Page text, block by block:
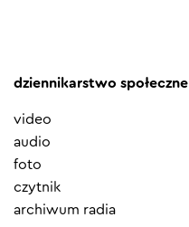
dziennikarstwo społeczne
video
audio
foto
czytnik
archiwum radia